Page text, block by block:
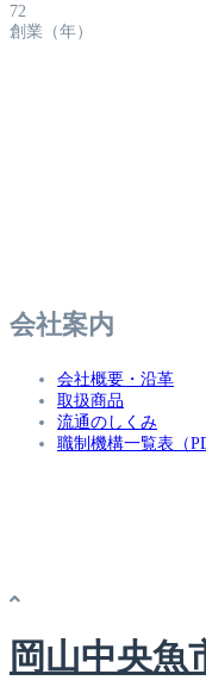
72
創業（年）
会社案内
会社概要・沿革
取扱商品
流通のしくみ
職制機構一覧表（
岡山中央魚